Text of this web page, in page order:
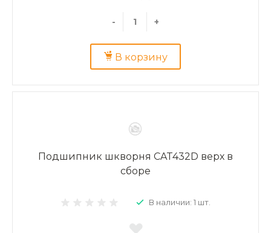
- +
В корзину
Подшипник шкворня CAT432D верх в
сборе
В наличии: 1 шт.